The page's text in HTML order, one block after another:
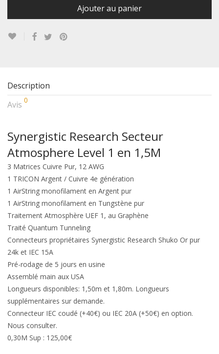
Ajouter au panier
Description
Avis 0
Synergistic Research Secteur
Atmosphere Level 1 en 1,5M
3 Matrices Cuivre Pur, 12 AWG
1 TRICON Argent / Cuivre 4e génération
1 AirString monofilament en Argent pur
1 AirString monofilament en Tungstène pur
Traitement Atmosphère UEF 1, au Graphène
Traité Quantum Tunneling
Connecteurs propriétaires Synergistic Research Shuko Or pur
24k et IEC 15A
Pré-rodage de 5 jours en usine
Assemblé main aux USA
Longueurs disponibles: 1,50m et 1,80m. Longueurs
supplémentaires sur demande.
Connecteur IEC coudé (+40€) ou IEC 20A (+50€) en option.
Nous consulter.
0,30M Sup : 125,00€